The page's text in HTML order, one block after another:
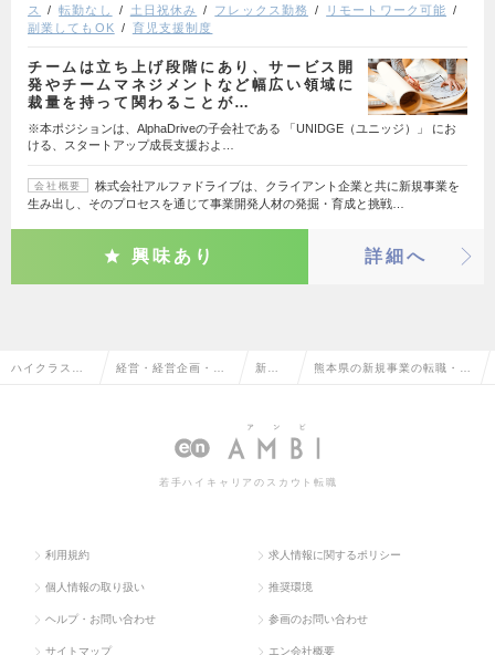
ス
転勤なし 土日祝休み フレックス勤務
リモートワーク可能
副業してもOK
育児支援制度
チームは立ち上げ段階にあり、サービス開
発やチームマネジメントなど幅広い領域に
裁量を持って関わることが…
※本ポジションは、AlphaDriveの子会社である 「UNIDGE（ユニッジ）」 にお
ける、スタートアップ成長支援およ…
会社概要
株式会社アルファドライブは、クライアント企業と共に新規事業を
生み出し、そのプロセスを通じて事業開発人材の発掘・育成と挑戦…
興味あり 詳細へ
ハイクラス求 経営・経営企画・事 新規 熊本県の新規事業の転職・求
若手ハイキャリアのスカウト転職
利用規約 求人情報に関するポリシー
個人情報の取り扱い 推奨環境
ヘルプ・お問い合わせ 参画のお問い合わせ
サイトマップ エン会社概要